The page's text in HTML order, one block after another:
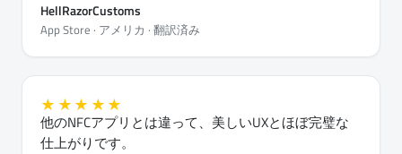
HellRazorCustoms
App Store · アメリカ · 翻訳済み
★★★★★
他のNFCアプリとは違って、美しいUXとほぼ完璧な
仕上がりです。